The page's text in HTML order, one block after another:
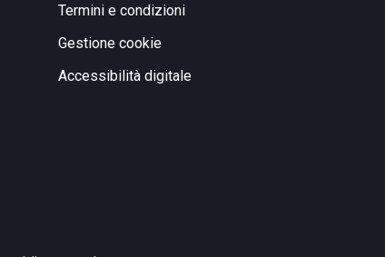
Termini e condizioni
Gestione cookie
Accessibilità digitale